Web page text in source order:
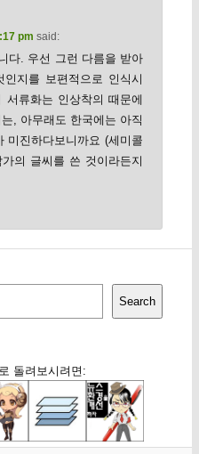
pm said:
다. 우선 그런 다름을 받아
지를 보편적으로 인식시
류화는 인상착의 때문에
, 아무래도 한국에는 아직
미진하다보니까요 (세미콜
가의 글씨를 쓴 것이라든지
Search
돌려보시려면: